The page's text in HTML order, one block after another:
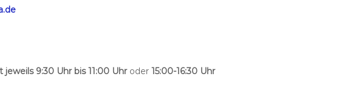
9:30 Uhr bis 11:00 Uhr oder 15:00-16:30 Uhr